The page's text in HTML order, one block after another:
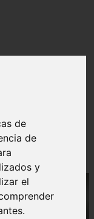
de
de
y
el
Barajas y
evitar